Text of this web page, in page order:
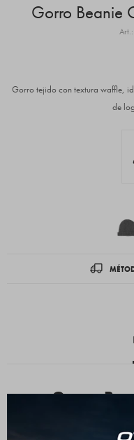
Gorro Beanie
Gorro tejido con textura waffle,
de
Gorro
Solido -